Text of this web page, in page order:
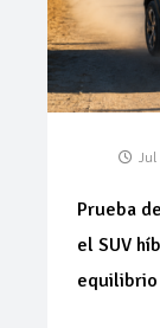
Jul
Prueba
el SUV
equilibrio